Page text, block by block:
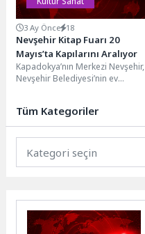
3 Ay Önce 18
Nevşehir Kitap Fuarı 20
Mayıs’ta Kapılarını Aralıyor
Kapadokya’nın Merkezi Nevşehir,
Nevşehir Belediyesi’nin ev
2026 tarihinde...
Tüm Kategoriler